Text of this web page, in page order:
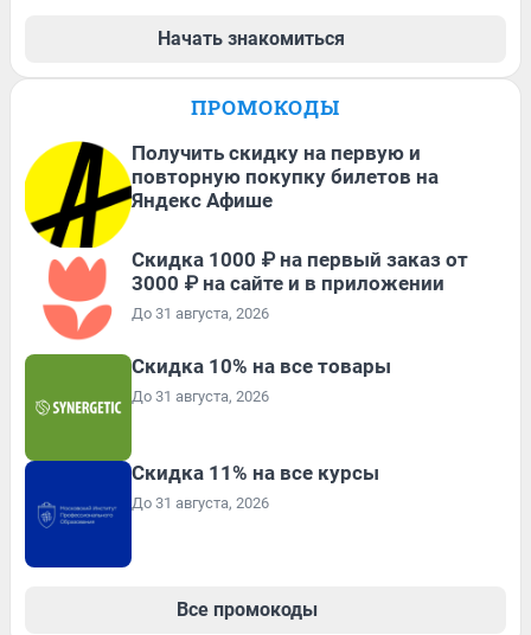
Начать знакомиться
ПРОМОКОДЫ
Получить скидку на первую и
повторную покупку билетов на
Яндекс Афише
Скидка 1000 ₽ на первый заказ от
3000 ₽ на сайте и в приложении
До 31 августа, 2026
Скидка 10% на все товары
До 31 августа, 2026
Скидка 11% на все курсы
До 31 августа, 2026
Все промокоды